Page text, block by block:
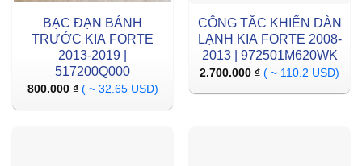
BẠC ĐẠN BÁNH
TRƯỚC KIA FORTE
2013-2019 |
517200Q000
800.000 ₫ ( ~ 32.65 USD)
CÔNG TẮC KHIỂN DÀN
LẠNH KIA FORTE 2008-
2013 | 972501M620WK
2.700.000 ₫ ( ~ 110.2 USD)